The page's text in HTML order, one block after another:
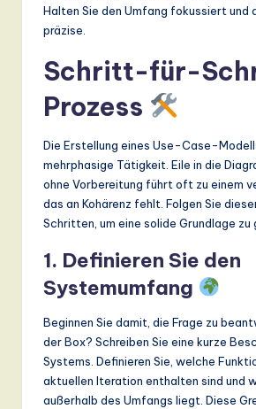
Halten Sie den Umfang fokussiert und
präzise.
Schritt-für-
Prozess
Die Erstellung eines Use-Case-
mehrphasige Tätigkeit. Eile in die
ohne Vorbereitung führt oft zu einem
das an Kohärenz fehlt. Folgen Sie
Schritten, um eine solide Grundlage zu
1. Definieren Sie den
Systemumfang
Beginnen Sie damit, die Frage zu
der Box? Schreiben Sie eine kurze
Systems. Definieren Sie, welche
aktuellen Iteration enthalten sind und
außerhalb des Umfangs liegt. Diese